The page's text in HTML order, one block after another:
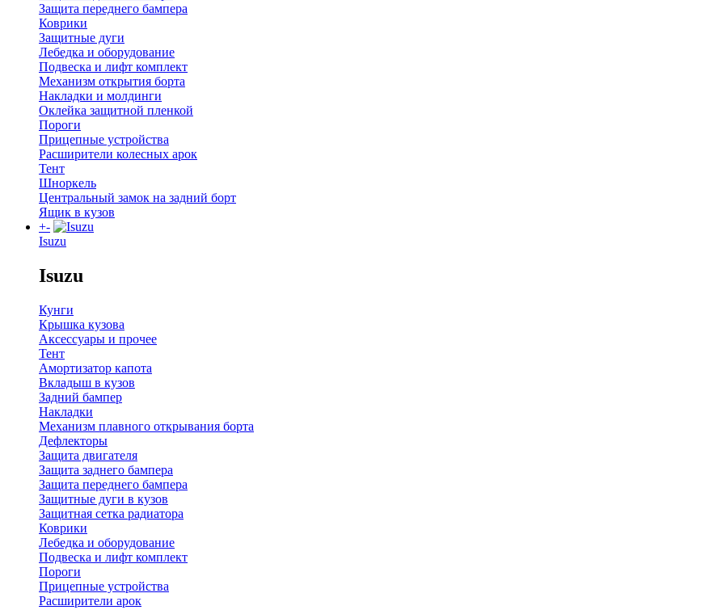
Защита переднего бампера
Коврики
Защитные дуги
Лебедка и оборудование
Подвеска и лифт комплект
Механизм открытия борта
Накладки и молдинги
Оклейка защитной пленкой
Пороги
Прицепные устройства
Расширители колесных арок
Тент
Шноркель
Центральный замок на задний борт
Ящик в кузов
+-
Isuzu
Isuzu
Кунги
Крышка кузова
Аксессуары и прочее
Тент
Амортизатор капота
Вкладыш в кузов
Задний бампер
Накладки
Механизм плавного открывания борта
Дефлекторы
Защита двигателя
Защита заднего бампера
Защита переднего бампера
Защитные дуги в кузов
Защитная сетка радиатора
Коврики
Лебедка и оборудование
Подвеска и лифт комплект
Пороги
Прицепные устройства
Расширители арок